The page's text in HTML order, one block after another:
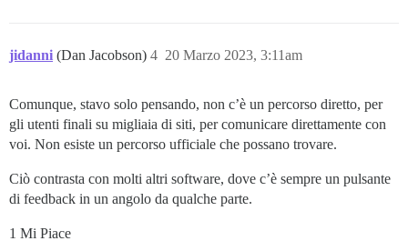
jidanni (Dan Jacobson) 20 Marzo 2023, 3:11am
4
Comunque, stavo solo pensando, non c’è un percorso diretto, per
gli utenti finali su migliaia di siti, per comunicare direttamente con
voi. Non esiste un percorso ufficiale che possano trovare.
Ciò contrasta con molti altri software, dove c’è sempre un pulsante
di feedback in un angolo da qualche parte.
1 Mi Piace